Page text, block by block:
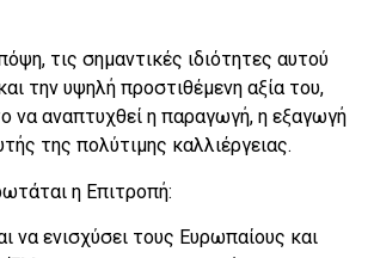
τις σημαντικές ιδιότητες αυτού
την υψηλή προστιθέμενη αξία του,
να αναπτυχθεί η παραγωγή, η εξαγωγή
της πολύτιμης καλλιέργειας.
η Επιτροπή:
να ενισχύσει τους Ευρωπαίους και